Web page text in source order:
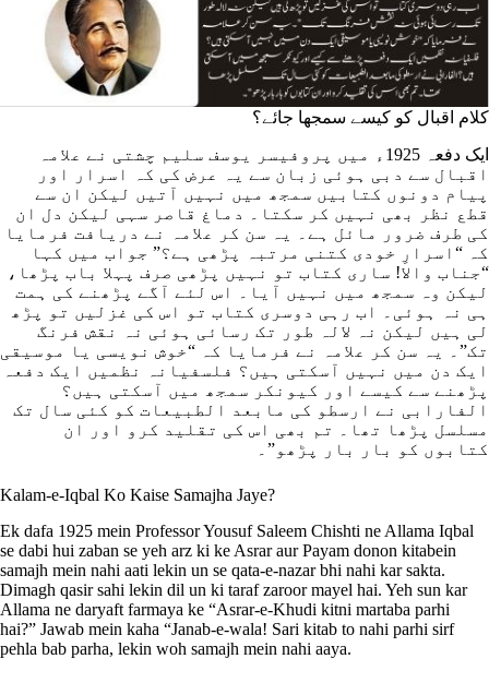
کلام اقبال کو کیسے سمجھا جائے؟
ایک دفعہ 1925ء میں پروفیسر یوسف سلیم چشتی نے علامہ
اقبال سے دبی ہوئی زبان سے یہ عرض کی کہ اسرار اور
پیام دونوں کتابیں سمجھ میں نہیں آتیں لیکن ان سے
قطع نظر بھی نہیں کر سکتا۔ دماغ قاصر سہی لیکن دل ان
کی طرف ضرور مائل ہے۔ یہ سن کر علامہ نے دریافت فرمایا
کہ “اسرارِ خودی کتنی مرتبہ پڑھی ہے؟” جواب میں کہا
“جناب والا! ساری کتاب تو نہیں پڑھی صرف پہلا باب پڑھا،
لیکن وہ سمجھ میں نہیں آیا۔ اس لئے آگے پڑھنے کی ہمت
ہی نہ ہوئی۔ اب رہی دوسری کتاب تو اس کی غزلیں تو پڑھ
لی ہیں لیکن نہ لالہ طور تک رسائی ہوئی نہ نقش فرنگ
تک”۔ یہ سن کر علامہ نے فرمایا کہ “خوش نویسی یا موسیقی
ایک دن میں نہیں آسکتی ہیں؟ فلسفیانہ نظمیں ایک دفعہ
پڑھنے سے کیسے اور کیونکر سمجھ میں آسکتی ہیں؟
الفارابی نے ارسطو کی مابعد الطبیعات کو کئی سال تک
مسلسل پڑھا تھا۔ تم بھی اس کی تقلید کرو اور ان
کتابوں کو بار بار پڑھو”۔
Kalam-e-Iqbal Ko Kaise Samajha Jaye?
Ek dafa 1925 mein Professor Yousuf Saleem Chishti ne Allama Iqbal
se dabi hui zaban se yeh arz ki ke Asrar aur Payam donon kitabein
samajh mein nahi aati lekin un se qata-e-nazar bhi nahi kar sakta.
Dimagh qasir sahi lekin dil un ki taraf zaroor mayel hai. Yeh sun kar
Allama ne daryaft farmaya ke “Asrar-e-Khudi kitni martaba parhi
hai?” Jawab mein kaha “Janab-e-wala! Sari kitab to nahi parhi sirf
pehla bab parha, lekin woh samajh mein nahi aaya.